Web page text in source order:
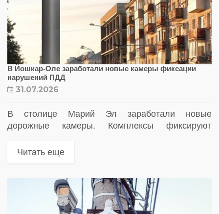
В Йошкар-Оле заработали новые камеры фиксации
нарушений ПДД
31.07.2026
В столице Марий Эл заработали новые
дорожные камеры. Комплексы фиксируют
остановки и стоянки автомобилей
Читать еще